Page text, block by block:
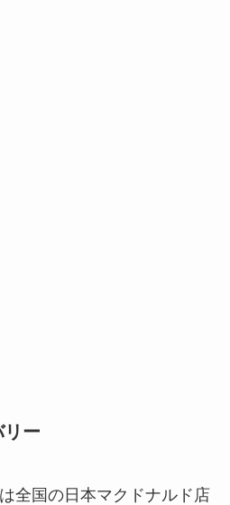
ー
全国の日本マクドナルド店